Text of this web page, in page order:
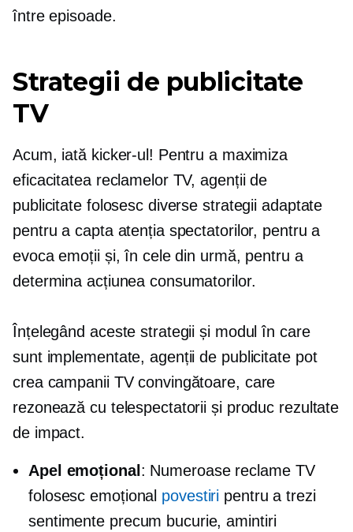
între episoade.
Strategii de publicitate
TV
Acum, iată kicker-ul! Pentru a maximiza
eficacitatea reclamelor TV, agenții de
publicitate folosesc diverse strategii adaptate
pentru a capta atenția spectatorilor, pentru a
evoca emoții și, în cele din urmă, pentru a
determina acțiunea consumatorilor.
Înțelegând aceste strategii și modul în care
sunt implementate, agenții de publicitate pot
crea campanii TV convingătoare, care
rezonează cu telespectatorii și produc rezultate
de impact.
Apel emoțional : Numeroase reclame TV
folosesc emoțional povestiri pentru a trezi
sentimente precum bucurie, amintiri